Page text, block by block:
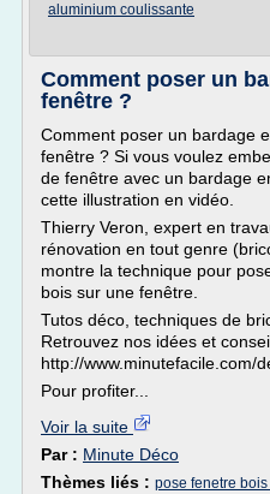
aluminium coulissante
Comment poser un
fenêtre ?
Comment poser un bardage
fenêtre ? Si vous voulez
de fenêtre avec un bardage
cette illustration en vidéo.
Thierry Veron, expert en
rénovation en tout genre
montre la technique pour
bois sur une fenêtre.
Tutos déco, techniques de
Retrouvez nos idées et
http://www.minutefacile.com/
Pour profiter...
Voir la suite
Par : Minute Déco
Thèmes liés : pose fenetre